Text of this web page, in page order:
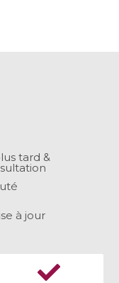
tard &
à jour